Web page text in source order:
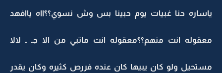
ياساره حنا غبيات يوم حبينا بس وش نسوي؟؟ااه ياافهد
معقوله انت منهم؟؟معقوله انت ماتبي من الا جـ ـ لالا
مستحيل ولو كان يبيها كان عنده فررص كثيره وكان يقدر